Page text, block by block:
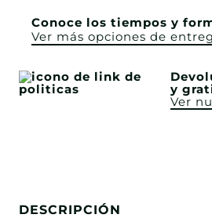
Conoce los tiempos y
Ver más opciones de
y
Ver
DESCRIPCIÓN